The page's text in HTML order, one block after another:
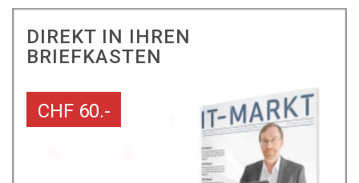
DIREKT IN IHREN
BRIEFKASTEN
CHF 60.-